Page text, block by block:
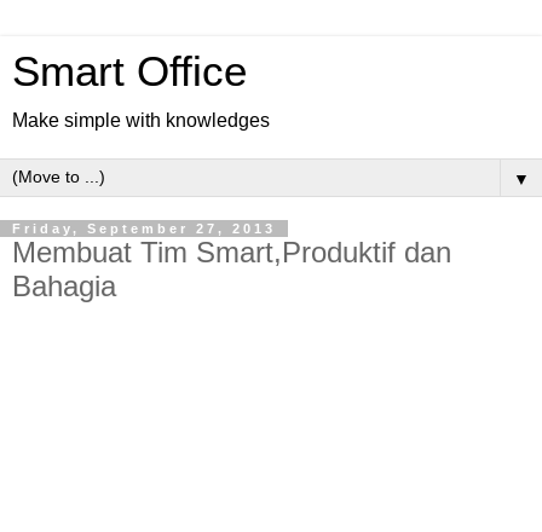
Smart Office
Make simple with knowledges
▼
Friday, September 27, 2013
Membuat Tim Smart,Produktif dan
Bahagia